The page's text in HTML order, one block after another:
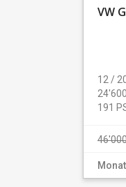
VW
12 /
191